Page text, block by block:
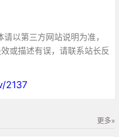
以第三方网站说明为准，
或描述有误，请联系站长反
2137
更多»